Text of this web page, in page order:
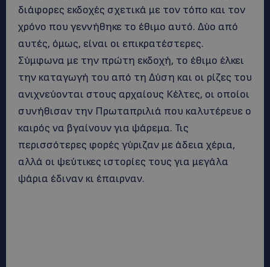
διάφορες εκδοχές σχετικά με τον τόπο και τον
χρόνο που γεννήθηκε το έθιμο αυτό. Δύο από
αυτές, όμως, είναι οι επικρατέστερες.
Σύμφωνα με την πρώτη εκδοχή, το έθιμο έλκει
την καταγωγή του από τη Δύση και οι ρίζες του
ανιχνεύονται στους αρχαίους Κέλτες, οι οποίοι
συνήθισαν την Πρωταπριλιά που καλυτέρευε ο
καιρός να βγαίνουν για ψάρεμα. Τις
περισσότερες φορές γύριζαν με άδεια χέρια,
αλλά οι ψεύτικες ιστορίες τους για μεγάλα
ψάρια έδιναν κι έπαιρναν.